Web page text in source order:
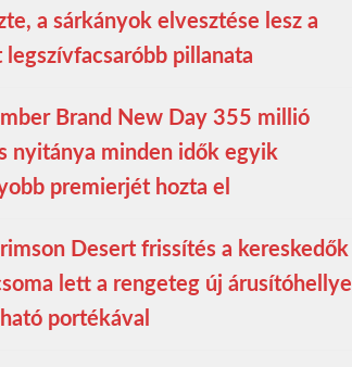
a sárkányok elvesztése lesz a
legszívfacsaróbb pillanata
Brand New Day 355 millió
nyitánya minden idők egyik
premierjét hozta el
Desert frissítés a kereskedők
lett a rengeteg új árusítóhellyel
portékával